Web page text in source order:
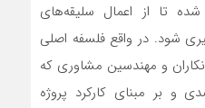
تا از اعمال سلیقه‌های
شود. در واقع فلسفه اصلی
و مهندسین مشاوری که
و بر مبنای کارکرد پروژه